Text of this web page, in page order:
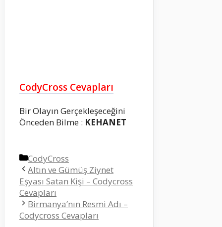
CodyCross Cevapları
Bir Olayın Gerçekleşeceğini
Önceden Bilme : KEHANET
Kategoriler
CodyCross
Altın ve Gümüş Ziynet
Eşyası Satan Kişi – Codycross
Cevapları
Birmanya’nın Resmi Adı –
Codycross Cevapları